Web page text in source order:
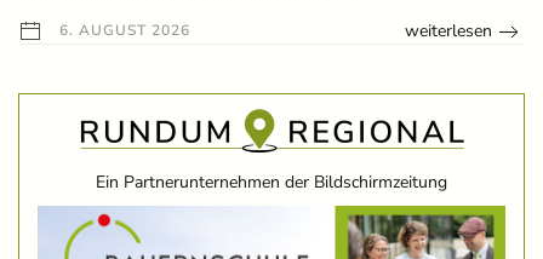
6. AUGUST 2026 weiterlesen
Ein Partnerunternehmen der Bildschirmzeitung